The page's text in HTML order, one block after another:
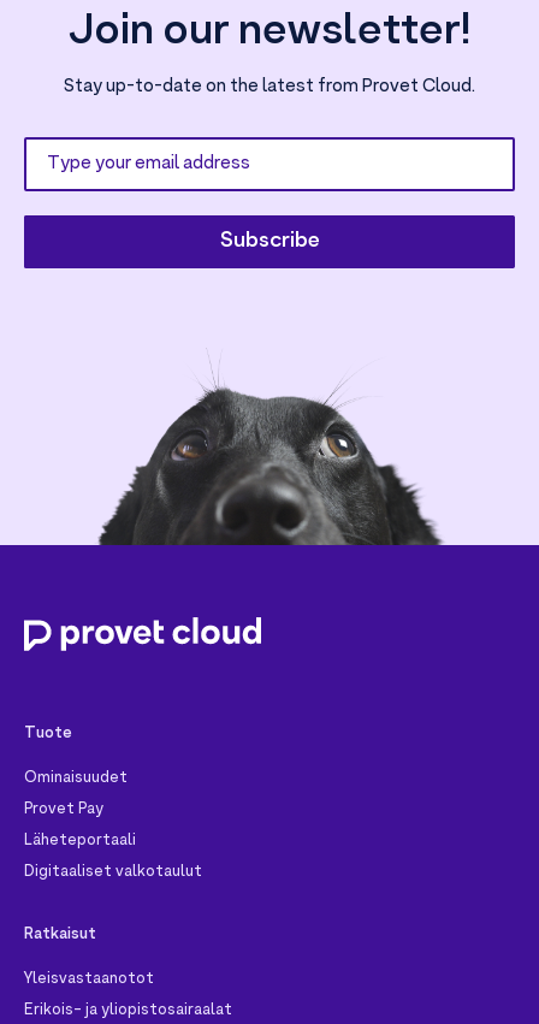
Join our newsletter!
Stay up-to-date on the latest from Provet Cloud.
Tuote
Ominaisuudet
Provet Pay
Läheteportaali
Digitaaliset valkotaulut
Ratkaisut
Yleisvastaanotot
Erikois- ja yliopistosairaalat